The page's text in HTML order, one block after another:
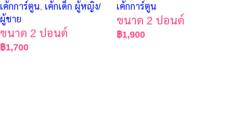
เค้กการ์ตูน, เค้กเด็ก ผู้หญิง/
ผู้ชาย
ขนาด 2 ปอนด์
฿1,700
เค้กการ์ตูน
ขนาด 2 ปอนด์
฿1,900